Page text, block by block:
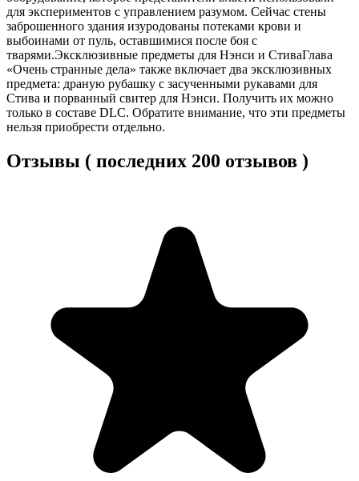
для экспериментов с управлением разумом. Сейчас стены
заброшенного здания изуродованы потеками крови и
выбоинами от пуль, оставшимися после боя с
тварями.Эксклюзивные предметы для Нэнси и СтиваГлава
«Очень странные дела» также включает два эксклюзивных
предмета: драную рубашку с засученными рукавами для
Стива и порванный свитер для Нэнси. Получить их можно
только в составе DLC. Обратите внимание, что эти предметы
нельзя приобрести отдельно.
Отзывы ( последних 200 отзывов )